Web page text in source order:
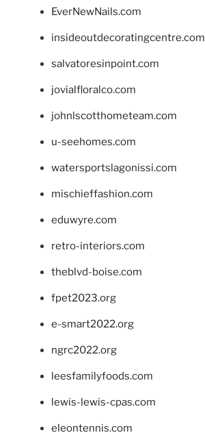
EverNewNails.com
insideoutdecoratingcentre.com
salvatoresinpoint.com
jovialfloralco.com
johnlscotthometeam.com
u-seehomes.com
watersportslagonissi.com
mischieffashion.com
eduwyre.com
retro-interiors.com
theblvd-boise.com
fpet2023.org
e-smart2022.org
ngrc2022.org
leesfamilyfoods.com
lewis-lewis-cpas.com
eleontennis.com